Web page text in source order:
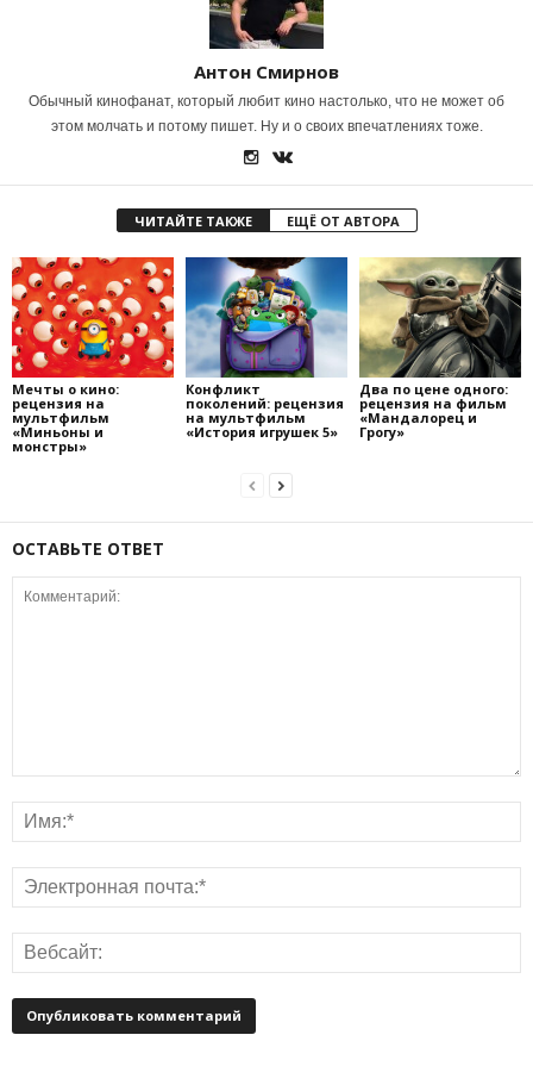
Антон Смирнов
Обычный кинофанат, который любит кино настолько, что не может об
этом молчать и потому пишет. Ну и о своих впечатлениях тоже.
ЧИТАЙТЕ ТАКЖЕ ЕЩЁ ОТ АВТОРА
Мечты о кино:
рецензия на
мультфильм
«Миньоны и
монстры»
Конфликт
поколений: рецензия
на мультфильм
«История игрушек 5»
Два по цене одного:
рецензия на фильм
«Мандалорец и
Грогу»
ОСТАВЬТЕ ОТВЕТ